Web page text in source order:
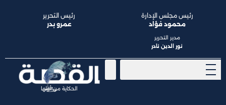
الحكاية من أولها
رئيس مجلس الإدارة
محمود فؤاد
مدير التحرير
نور الدين نادر
رئيس التحرير
عمرو بدر